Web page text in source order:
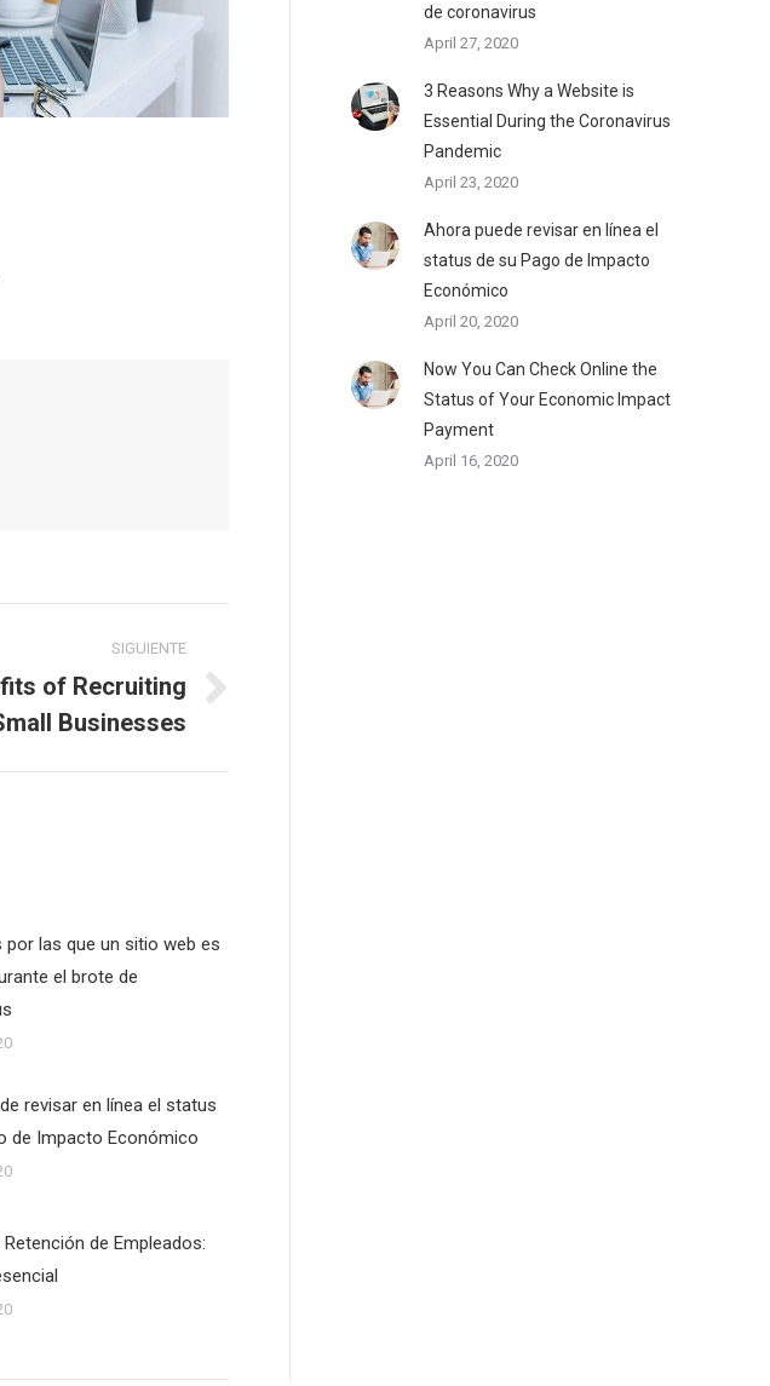
SIGUIENTE
of Recruiting
Businesses
por las que un sitio web es
el brote de
revisar en línea el status
de Impacto Económico
de Empleados:
de coronavirus
April 27, 2020
3 Reasons Why a Website is
Essential During the Coronavirus
Pandemic
April 23, 2020
Ahora puede revisar en línea el
status de su Pago de Impacto
Económico
April 20, 2020
Now You Can Check Online the
Status of Your Economic Impact
Payment
April 16, 2020